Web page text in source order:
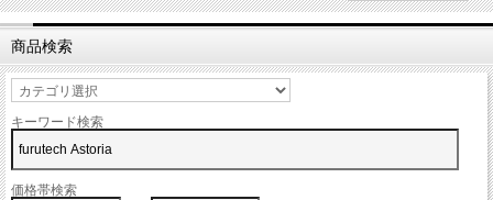
商品検索
キーワード検索
価格帯検索